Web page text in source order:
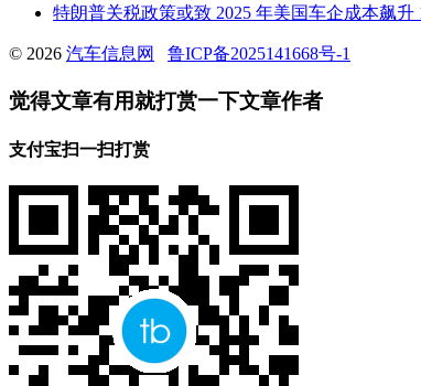
特朗普关税政策或致 2025 年美国车企成本飙
© 2026 汽车信息网 鲁ICP备2025141668号-1
觉得文章有用就打赏一下文章作者
支付宝扫一扫打赏